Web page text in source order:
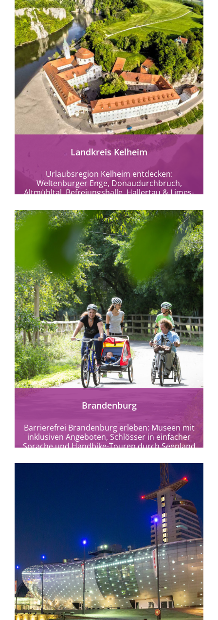
mehr erfahren
Landkreis Kelheim
Urlaubsregion Kelheim entdecken:
Weltenburger Enge, Donaudurchbruch,
Altmühltal, Befreiungshalle, Hallertau & Limes-
Erlebnisse in Bayern.
mehr erfahren
Brandenburg
Barrierefrei Brandenburg erleben: Museen mit
inklusiven Angeboten, Schlösser in einfacher
Sprache und Handbike-Touren durch Seenland
mehr erfahren